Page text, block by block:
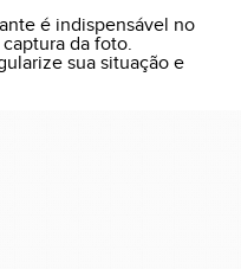
é indispensável no
da foto.
sua situação e